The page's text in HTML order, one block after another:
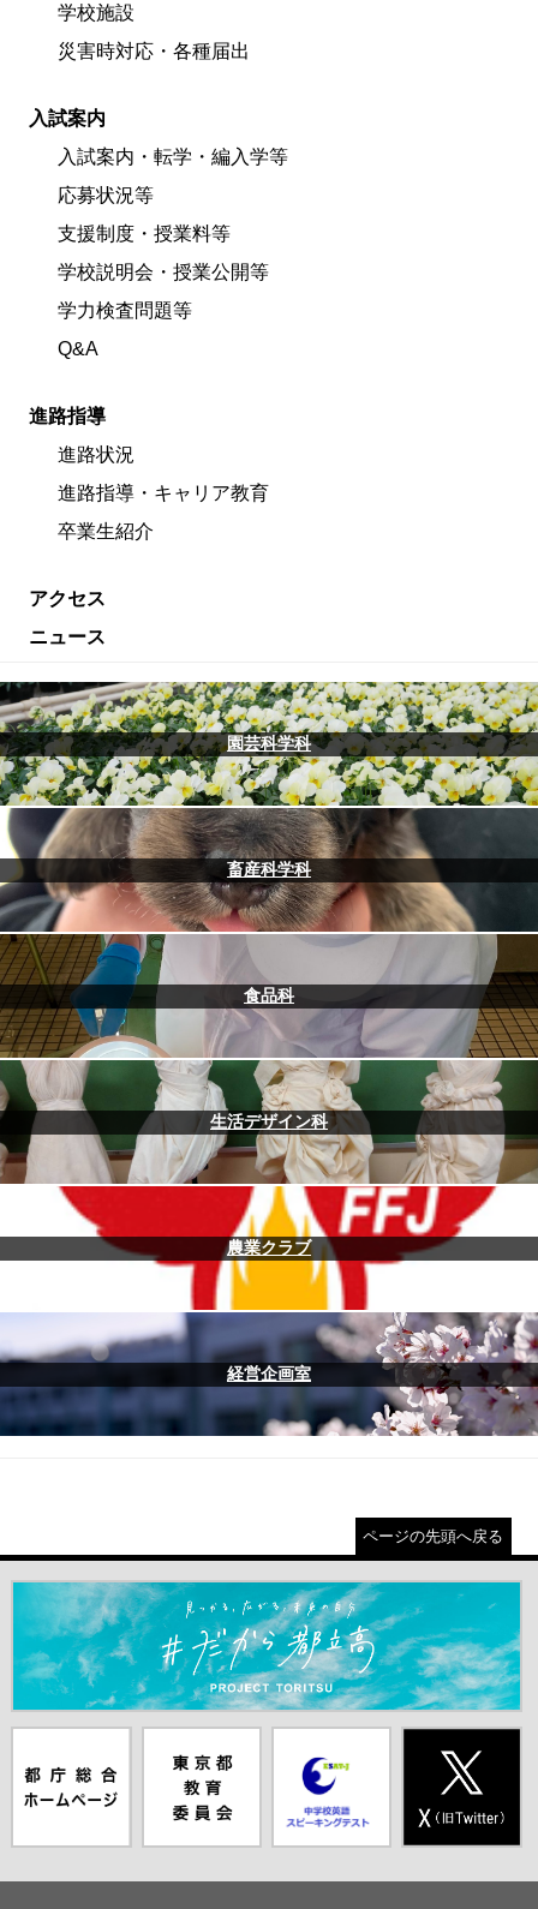
学校施設
災害時対応・各種届出
入試案内
入試案内・転学・編入学等
応募状況等
支援制度・授業料等
学校説明会・授業公開等
学力検査問題等
Q&A
進路指導
進路状況
進路指導・キャリア教育
卒業生紹介
アクセス
ニュース
園芸科学科
畜産科学科
食品科
生活デザイン科
農業クラブ
経営企画室
ページの先頭へ戻る
＃だから都立高（別ウインドウが開きます）
ムページ（別
ウインドウが
員会（別ウイ
ンドウが開き
ピーキングテ
スト（別ウイ
ンドウが開き
（別ウインド
ウが開きま
す）